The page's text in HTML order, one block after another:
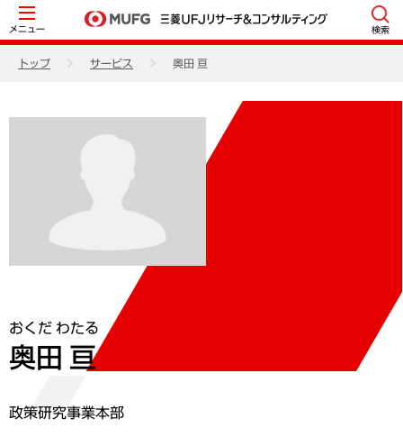
メニュー 検索
トップ サービス 奥田 亘
おくだ わたる
奥田 亘
政策研究事業本部